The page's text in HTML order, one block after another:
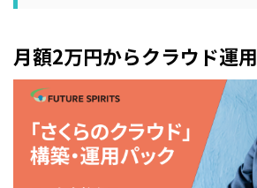
月額2万円からクラウド運用